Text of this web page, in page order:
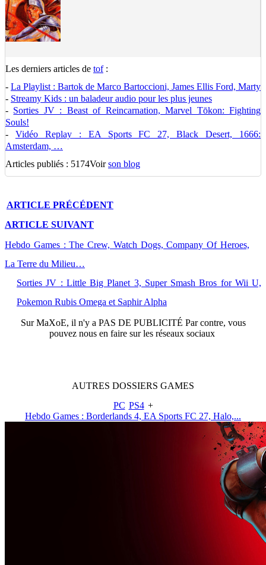
Les derniers articles de tof:
- La Playlist : Bartok de Marco Bartoccioni, James Ellis Ford, Marty
- Streamy Kids : un baladeur audio pour les plus jeunes
- Sorties JV : Beast of Reincarnation, Marvel Tōkon: Fighting
Souls!
- Vidéo Replay : EA Sports FC 27, Black Desert, 1666:
Amsterdam, …
Articles publiés : 5174Voirson blog
ARTICLE PRÉCÉDENT
ARTICLE SUIVANT
Hebdo Games : The Crew, Watch Dogs, Company Of Heroes,
La Terre du Milieu…
Sorties JV : Little Big Planet 3, Super Smash Bros for Wii U,
Pokemon Rubis Omega et Saphir Alpha
SurMaXoE, il n'y a PAS DE PUBLICITÉ Par contre, vous
pouvez nous en faire sur les réseaux sociaux
AUTRES DOSSIERS GAMES
PC PS4 +
Hebdo Games : Borderlands 4, EA Sports FC 27, Halo,...